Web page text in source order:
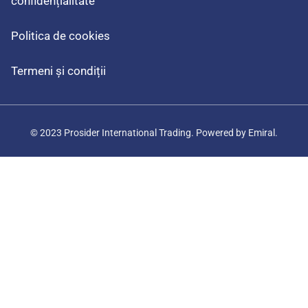
Politica de cookies
Termeni și condiții
© 2023 Prosider International Trading. Powered by Emiral.